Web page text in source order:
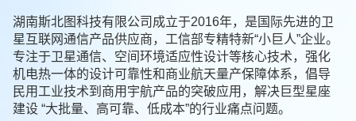
湖南斯北图科技有限公司成立于2016年，是国际先进的卫
星互联网通信产品供应商，工信部专精特新“小巨人”企业。
专注于卫星通信、空间环境适应性设计等核心技术，强化
机电热一体的设计可靠性和商业航天量产保障体系，倡导
民用工业技术到商用宇航产品的突破应用，解决巨型星座
建设 “大批量、高可靠、低成本”的行业痛点问题。